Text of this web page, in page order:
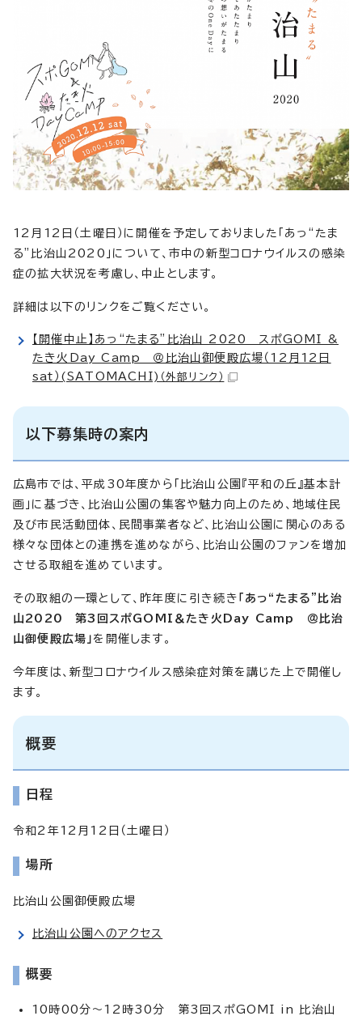
12月12日（土曜日）に開催を予定しておりました「あっ“たま
る”比治山2020」について、市中の新型コロナウイルスの感染
症の拡大状況を考慮し、中止とします。
詳細は以下のリンクをご覧ください。
【開催中止】あっ“たまる”比治山 2020 スポGOMI &
たき火Day Camp ＠比治山御便殿広場（12月12日
sat）(SATOMACHI) （外部リンク）
以下募集時の案内
広島市では、平成30年度から「比治山公園『平和の丘』基本計
画」に基づき、比治山公園の集客や魅力向上のため、地域住民
及び市民活動団体、民間事業者など、比治山公園に関心のある
様々な団体との連携を進めながら、比治山公園のファンを増加
させる取組を進めています。
その取組の一環として、昨年度に引き続き 「あっ“たまる”比治
山2020 第3回スポGOMI＆たき火Day Camp ＠比治
山御便殿広場」 を開催します。
今年度は、新型コロナウイルス感染症対策を講じた上で開催し
ます。
概要
日程
令和2年12月12日（土曜日）
場所
比治山公園御便殿広場
比治山公園へのアクセス
概要
10時00分～12時30分 第3回スポGOMI in 比治山